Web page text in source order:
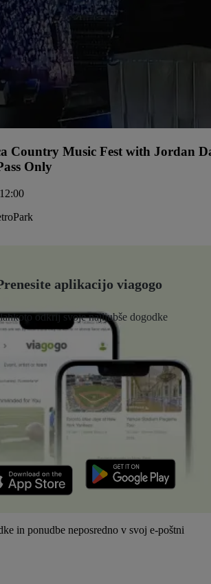
Country Music Fest with Jordan
Only
aplikacijo viagogo
odkrij svoje najljubše dogodke
in ponudbe neposredno v svoj e-poštni